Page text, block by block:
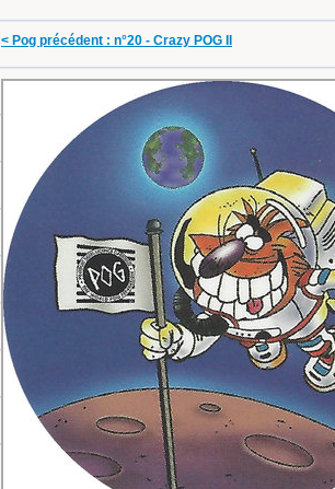
< Pog précédent : n°20 - Crazy POG II